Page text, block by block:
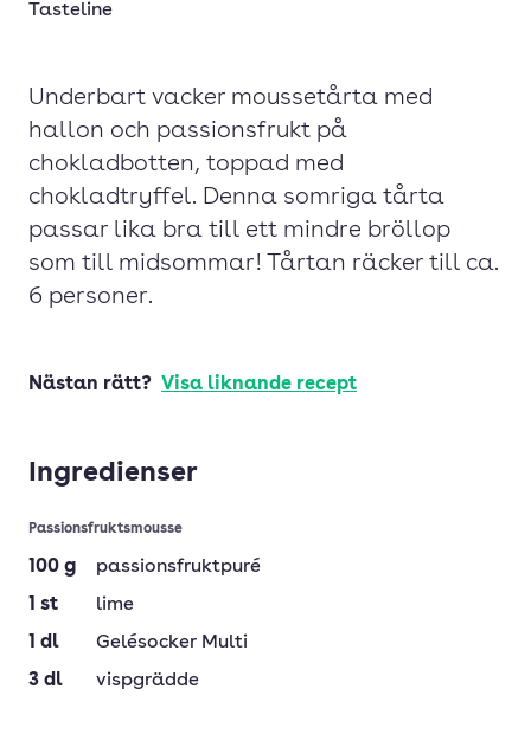
Tasteline
Underbart vacker moussetårta med
hallon och passionsfrukt på
chokladbotten, toppad med
chokladtryffel. Denna somriga tårta
passar lika bra till ett mindre bröllop
som till midsommar! Tårtan räcker till ca.
6 personer.
Nästan rätt? Visa liknande recept
Ingredienser
Passionsfruktsmousse
100 g
passionsfruktpuré
1 st
lime
1 dl
Gelésocker Multi
3 dl vispgrädde